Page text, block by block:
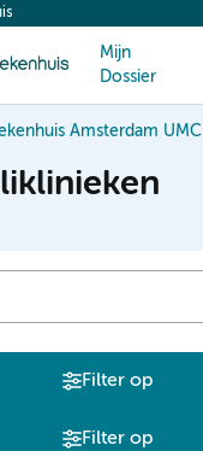
Mijn
Dossier
Amsterdam UMC
Filter op
Filter op